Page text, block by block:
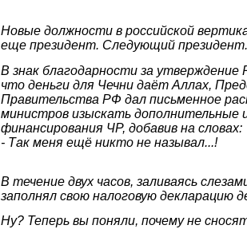
Новые должности в российской
еще президент. Следующий президент.
В знак благодарности за утверждение
что деньги для Чечни даёт Аллах,
Правительства РФ дал письменное
министров изыскать дополнительные
финансирования ЧР, добавив на словах:
- Так меня ещё никто не называл...!
В течение двух часов, заливаясь
заполнял свою налоговую декларацию
Ну? Теперь вы поняли, почему не